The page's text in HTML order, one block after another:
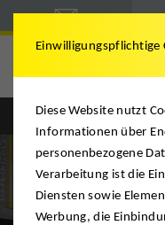
Einwilligungspflichtige
Diese Website nutzt
Informationen über
personenbezogene
Verarbeitung ist die
Diensten sowie
Werbung, die